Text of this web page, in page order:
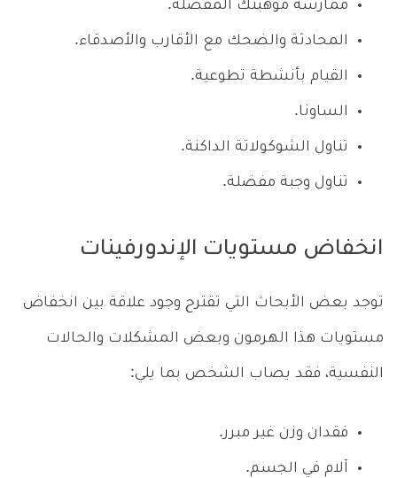
ممارسة موهبتك المفضلة.
المحادثة والضحك مع الأقارب والأصدقاء.
القيام بأنشطة تطوعية.
الساونا.
تناول الشوكولاتة الداكنة.
تناول وجبة مفضلة.
انخفاض مستويات الإندورفينات
توجد بعض الأبحاث التي تقترح وجود علاقة بين انخفاض
مستويات هذا الهرمون وبعض المشكلات والحالات
النفسية، فقد يصاب الشخص بما يلي:
فقدان وزن غير مبرر.
آلام في الجسم.